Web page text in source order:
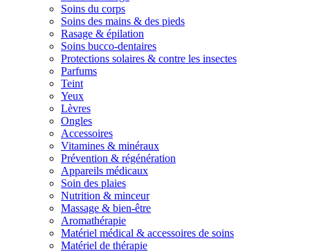
Soins du corps
Soins des mains & des pieds
Rasage & épilation
Soins bucco-dentaires
Protections solaires & contre les insectes
Parfums
Teint
Yeux
Lèvres
Ongles
Accessoires
Vitamines & minéraux
Prévention & régénération
Appareils médicaux
Soin des plaies
Nutrition & minceur
Massage & bien-être
Aromathérapie
Matériel médical & accessoires de soins
Matériel de thérapie